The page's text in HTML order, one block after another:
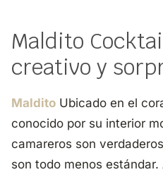
Maldito
creativo y
Maldito Ubicado en el
conocido por su interior
camareros son
son todo menos estándar.